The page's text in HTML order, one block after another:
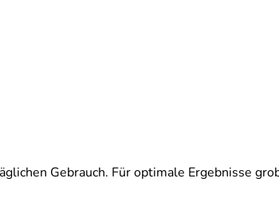
Gebrauch. Für optimale Ergebnisse